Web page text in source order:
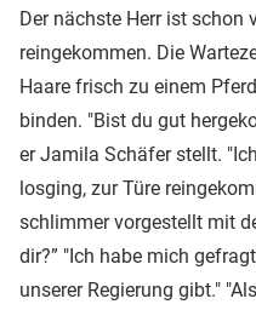
Der nächste Herr ist schon
reingekommen. Die
Haare frisch zu einem
binden. "Bist du gut
er Jamila Schäfer stellt.
losging, zur Türe
schlimmer vorgestellt mit
dir?” "Ich habe mich
unserer Regierung gibt."